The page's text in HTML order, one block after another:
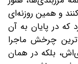
و همین روزنه‌ای
که در پایان به آن
چرخش ماجرا
بلکه در همان